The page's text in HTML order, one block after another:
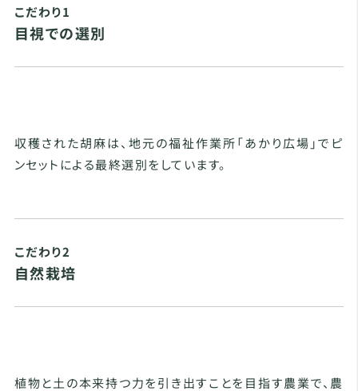
こだわり1
目視での選別
収穫された胡麻は、地元の福祉作業所「あかり広場」でピ
ンセットによる最終選別をしています。
こだわり2
自然栽培
植物と土の本来持つ力を引き出すことを目指す農業で、農